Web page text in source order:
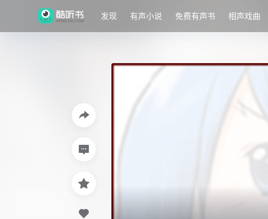
发现 有声小说 免费有声书 相声戏曲